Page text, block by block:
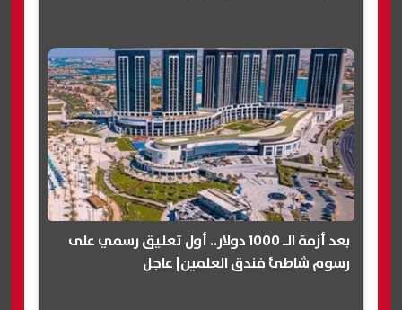
بعد أزمة الـ 1000 دولار.. أول تعليق رسمي على
رسوم شاطئ فندق العلمين| عاجل